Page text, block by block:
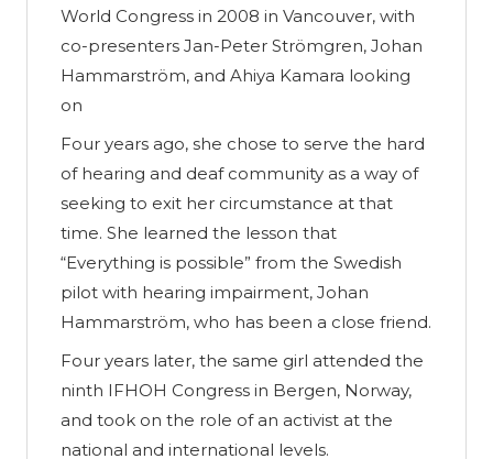
World Congress in 2008 in Vancouver, with
co-presenters Jan-Peter Strömgren, Johan
Hammarström, and Ahiya Kamara looking
on
Four years ago, she chose to serve the hard
of hearing and deaf community as a way of
seeking to exit her circumstance at that
time. She learned the lesson that
“Everything is possible” from the Swedish
pilot with hearing impairment, Johan
Hammarström, who has been a close friend.
Four years later, the same girl attended the
ninth IFHOH Congress in Bergen, Norway,
and took on the role of an activist at the
national and international levels.